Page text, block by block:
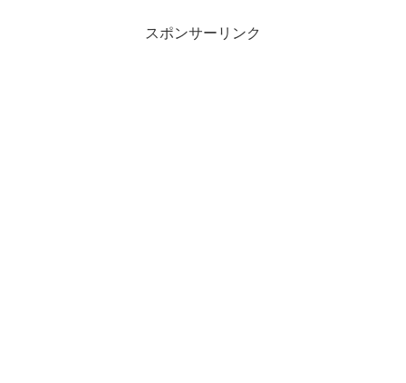
スポンサーリンク